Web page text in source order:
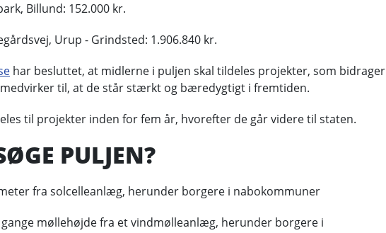
Billund: 152.000 kr.
Urup - Grindsted: 1.906.840 kr.
har besluttet, at midlerne i puljen skal tildeles projekter, som bidrager
til, at de står stærkt og bæredygtigt i fremtiden.
til projekter inden for fem år, hvorefter de går videre til staten.
PULJEN?
fra solcelleanlæg, herunder borgere i nabokommuner
møllehøjde fra et vindmølleanlæg, herunder borgere i